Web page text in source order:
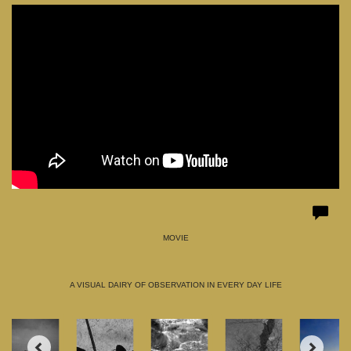
MOVIE
A VISUAL DAIRY OF OBSERVATION IN EVERY DAY LIFE